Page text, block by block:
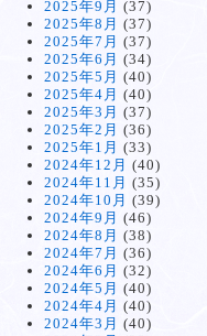
2025年9月 (37)
2025年8月 (37)
2025年7月 (37)
2025年6月 (34)
2025年5月 (40)
2025年4月 (40)
2025年3月 (37)
2025年2月 (36)
2025年1月 (33)
2024年12月 (40)
2024年11月 (35)
2024年10月 (39)
2024年9月 (46)
2024年8月 (38)
2024年7月 (36)
2024年6月 (32)
2024年5月 (40)
2024年4月 (40)
2024年3月 (40)